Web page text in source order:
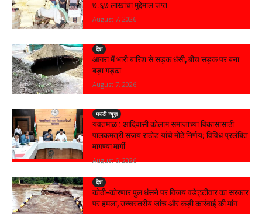
₹७.६७ लाखांचा मुद्देमाल जप्त
August 7, 2026
देश
आगरा में भारी बारिश से सड़क धंसी, बीच सड़क पर बना
बड़ा गड्ढा
August 7, 2026
मराठी न्यूज़
यवतमाळ : आदिवासी कोलाम समाजाच्या विकासासाठी
पालकमंत्री संजय राठोड यांचे मोठे निर्णय; विविध प्रलंबित
मागण्या मार्गी
August 6, 2026
देश
कोठी-कोरणार पुल धंसने पर विजय वडेट्टीवार का सरकार
पर हमला, उच्चस्तरीय जांच और कड़ी कार्रवाई की मांग